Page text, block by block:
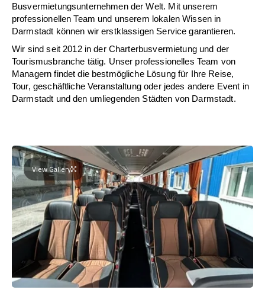
Busvermietungsunternehmen der Welt. Mit unserem
professionellen Team und unserem lokalen Wissen in
Darmstadt können wir erstklassigen Service garantieren.
Wir sind seit 2012 in der Charterbusvermietung und der
Tourismusbranche tätig. Unser professionelles Team von
Managern findet die bestmögliche Lösung für Ihre Reise,
Tour, geschäftliche Veranstaltung oder jedes andere Event in
Darmstadt und den umliegenden Städten von Darmstadt.
View Gallery